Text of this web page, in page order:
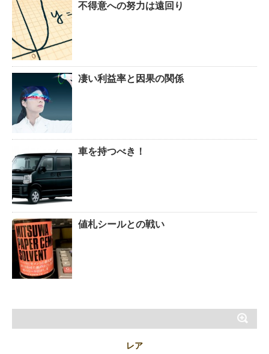
不得意への努力は遠回り
凄い利益率と因果の関係
車を持つべき！
値札シールとの戦い
レア